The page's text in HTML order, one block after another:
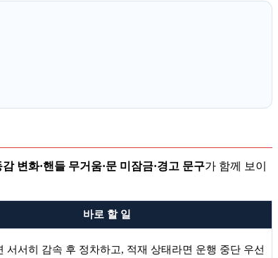
변화·핸들 무거움·문 미잠금·경고 문구가 함께 보이
바로 할 일
서서히 감속 후 정차하고, 적재 상태라면 운행 중단 우선